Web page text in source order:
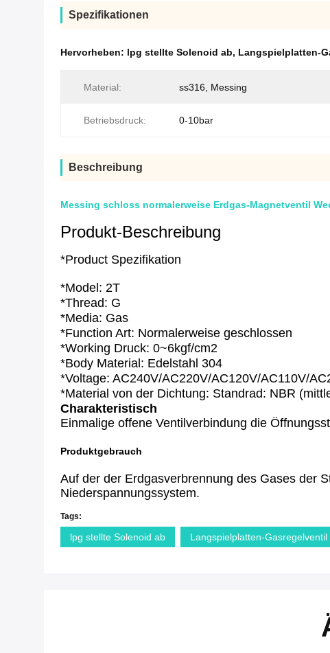
Spezifikationen
Hervorheben: lpg stellte Solenoid ab, Langspielplatten-
Material: ss316, Messing
Betriebsdruck: 0-10bar
Beschreibung
Messing schloss normalerweise Erdgas-Magnetventil
Produkt-Beschreibung
*Product Spezifikation
*Model: 2T
*Thread: G
*Media: Gas
*Function Art: Normalerweise geschlossen
*Working Druck: 0~6kgf/cm2
*Body Material: Edelstahl 304
*Voltage: AC240V/AC220V/AC120V/AC110V/
*Material von der Dichtung: Standrad: NBR
Charakteristisch
Einmalige offene Ventilverbindung die
Produktgebrauch
Auf der der Erdgasverbrennung des Gases der
Niederspannungssystem.
Tags:
lpg stellte Solenoid ab Langspielplatten-Gasregelventil